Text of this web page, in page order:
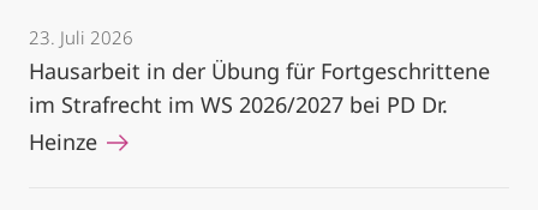
23. Juli 2026
Hausarbeit in der Übung für Fortgeschrittene
im Strafrecht im WS 2026/2027 bei PD Dr.
Heinze